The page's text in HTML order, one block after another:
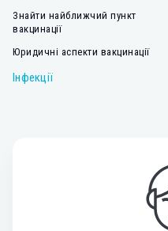
Знайти найближчий пункт
вакцинації
Юридичні аспекти вакцинації
Інфекції